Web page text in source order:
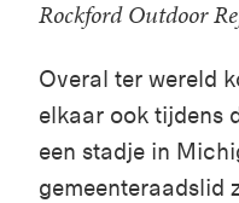
Rockford Outdoor
Overal ter wereld
elkaar ook tijdens
een stadje in
gemeenteraadslid